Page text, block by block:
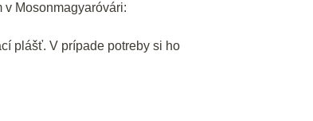
v Mosonmagyaróvári:
plášť. V prípade potreby si ho